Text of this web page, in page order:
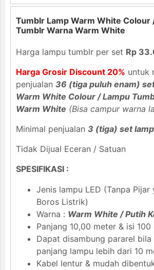
Tumblr Lamp Warm White Colour
Tumblr Warna Warm White
Harga lampu tumblr per set Rp
Harga Grosir Discount 20% untuk
penjualan 36 (tiga puluh enam)
Warm White Colour / Lampu
Warm White (Bisa campur warna
Minimal penjualan 3 (tiga) set
Tidak Dijual Eceran / Satuan
SPESIFIKASI :
Jenis lampu LED (Tanpa Pijar
Boros Listrik)
Warna : Warm White / Putih
Panjang 10,00 meter & isi
Dapat disambung pararel bila
panjang lampu lebih dari 10
Kabel lentur & mudah